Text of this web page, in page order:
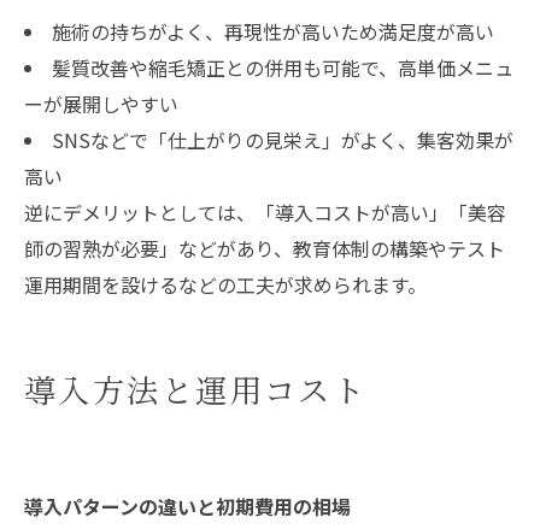
施術の持ちがよく、再現性が高いため満足度が高い
髪質改善や縮毛矯正との併用も可能で、高単価メニュ
ーが展開しやすい
SNSなどで「仕上がりの見栄え」がよく、集客効果が
高い
逆にデメリットとしては、「導入コストが高い」「美容
師の習熟が必要」などがあり、教育体制の構築やテスト
運用期間を設けるなどの工夫が求められます。
導入方法と運用コスト
導入パターンの違いと初期費用の相場